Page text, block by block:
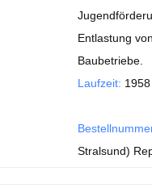
Entlastung
Baubetriebe.
Laufzeit: 1958
Stralsund)